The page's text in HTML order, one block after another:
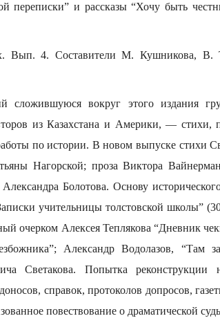
переписки” и рассказы “Хочу быть
Вып. 4. Составители М. Кушникова, В.
сложившуюся вокруг этого издания
из Казахстана и Америки, — стихи,
по истории. В новом выпуске стихи
Нагорской; проза Виктора
Болотова. Основу
учительницы толстовской школы”
очерком Алексея Теплякова “Дневник
Александр Водолазов, “Там
Светакова. Попытка реконструкции
справок, протоколов допросов,
повествование о драматической